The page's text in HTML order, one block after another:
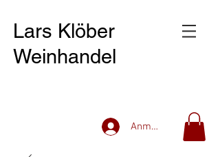
Lars Klöber
Weinhandel
Anmelden